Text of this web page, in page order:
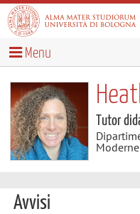
Menu
Tutor
Moderne
Avvisi